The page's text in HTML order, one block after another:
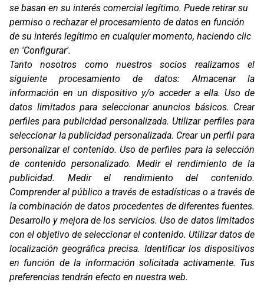
C/ Coneixement 5, 08850
Gavà (Barcelona)
Contacto
T. (+34) 93 638 38 60
Email:
corver@corver.es
Marcas
Productos
Compañía
Blog
Contacto
FAQ
Canal Ético
Zona Clientes
Síguenos
se basan en su interés comercial legítimo. Puede retirar su
permiso o rechazar el procesamiento de datos en función
de su interés legítimo en cualquier momento, haciendo clic
en 'Configurar'.
Tanto nosotros como nuestros socios realizamos el
siguiente procesamiento de datos:Almacenar la
información en un dispositivo y/o acceder a ella. Uso de
datos limitados para seleccionar anuncios básicos. Crear
perfiles para publicidad personalizada.Utilizar perfiles para
seleccionar la publicidad personalizada. Crear un perfil para
personalizar el contenido. Uso de perfiles para la selección
de contenido personalizado. Medir el rendimiento de la
publicidad. Medir el rendimiento del contenido.
Comprender al público a través de estadísticas o a través de
la combinación de datos procedentes de diferentes fuentes.
Desarrollo y mejora de los servicios.Uso de datos limitados
con el objetivo de seleccionar el contenido. Utilizar datos de
localización geográfica precisa. Identificar los dispositivos
en función de la información solicitada activamente. Tus
preferencias tendrán efecto en nuestra web.